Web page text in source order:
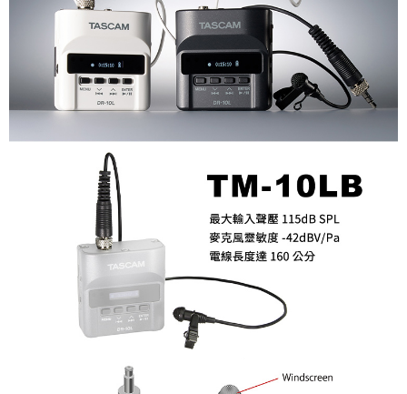
４．使用「AFTEE先享後付」時，將依據個別帳號之用戶狀況，依本公司即
時審查核予不同之上限額度；若仍有額度不足之情形，本公司將視審查結果
請求用戶進行身份認證。
５．嚴禁一人註冊多個帳號或使用他人資訊註冊。若發現惡意使用之情形，
恩沛科技股份有限公司將有權停止該用戶之使用額度並採取法律行動。